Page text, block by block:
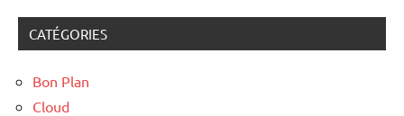
CATÉGORIES
Bon Plan
Cloud